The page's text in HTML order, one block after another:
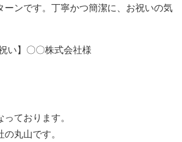
ーンです。丁寧かつ簡潔に、お祝いの気
い】〇〇株式会社様
ております。
丸山です。